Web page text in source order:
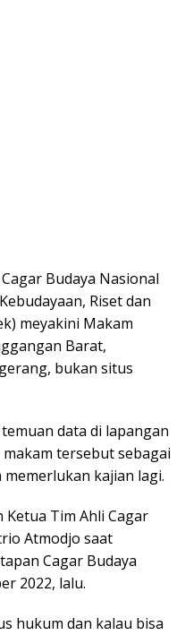
Budaya Nasional
Riset dan
meyakini Makam
Barat,
bukan situs
data di lapangan
tersebut sebagai
kajian lagi.
Tim Ahli Cagar
Atmodjo saat
Cagar Budaya
2022, lalu.
hukum dan kalau bisa